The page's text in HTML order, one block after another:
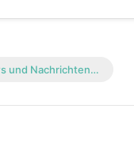
und Nachrichten…